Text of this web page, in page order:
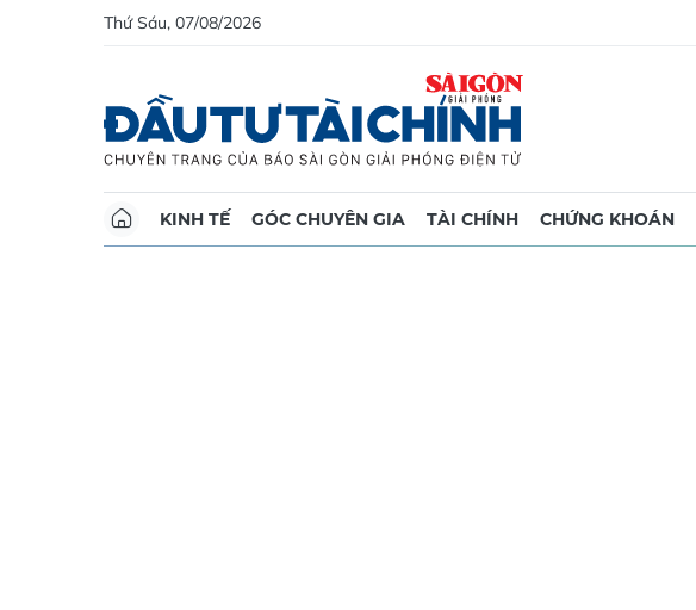
Thứ Sáu, 07/08/2026
KINH TẾ GÓC CHUYÊN GIA TÀI CHÍNH CHỨNG KHOÁN